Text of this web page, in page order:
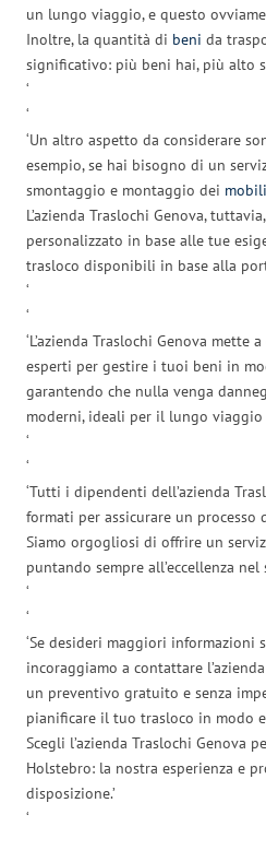
un lungo viaggio, e questo
Inoltre, la quantità di beni da
significativo: più beni hai, più alto
‘
‘
‘Un altro aspetto da considerare
esempio, se hai bisogno di un
smontaggio e montaggio dei mobili
L’azienda Traslochi Genova,
personalizzato in base alle tue
trasloco disponibili in base alla
‘
‘
‘L’azienda Traslochi Genova mette
esperti per gestire i tuoi beni in
garantendo che nulla venga
moderni, ideali per il lungo viaggio
‘
‘
‘Tutti i dipendenti dell’azienda
formati per assicurare un processo
Siamo orgogliosi di offrire un
puntando sempre all’eccellenza nel
‘
‘
‘Se desideri maggiori informazioni
incoraggiamo a contattare
un preventivo gratuito e senza
pianificare il tuo trasloco in modo
Scegli l’azienda Traslochi Genova
Holstebro: la nostra esperienza e
disposizione.’
‘